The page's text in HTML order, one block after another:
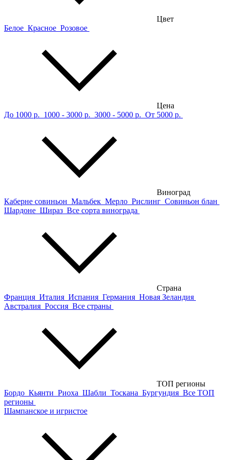
Цвет
Белое Красное Розовое
Цена
До 1000 р. 1000 - 3000 р. 3000 - 5000 р. От 5000 р.
Виноград
Каберне совиньон Мальбек Мерло Рислинг Совиньон блан
Шардоне Шираз Все сорта винограда
Страна
Франция Италия Испания Германия Новая Зеландия
Австралия Россия Все страны
ТОП регионы
Бордо Кьянти Риоха Шабли Тоскана Бургундия Все ТОП
регионы
Шампанское и игристое